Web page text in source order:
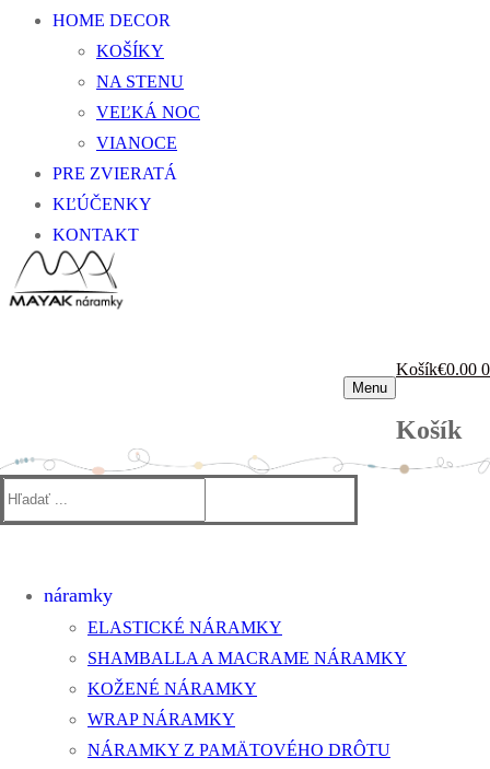
HOME DECOR
KOŠÍKY
NA STENU
VEĽKÁ NOC
VIANOCE
PRE ZVIERATÁ
KĽÚČENKY
KONTAKT
Menu
Košík€0.00 0
Košík
Hľadať:
náramky
ELASTICKÉ NÁRAMKY
SHAMBALLA A MACRAME NÁRAMKY
KOŽENÉ NÁRAMKY
WRAP NÁRAMKY
NÁRAMKY Z PAMÄTOVÉHO DRÔTU